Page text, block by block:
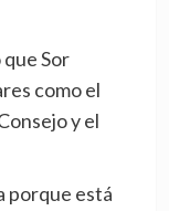
Sor
como el
y el
porque está